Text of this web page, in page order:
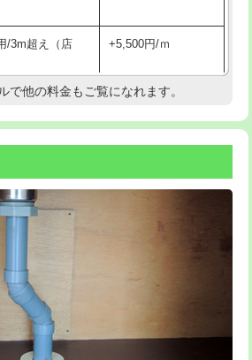
VP・HI）使
33,000円
（VP・HI）使
+8,800円
グ鋼管・銅
/3ｍまで)
ング鋼管・銅
/3ｍ超え)
・埋め戻し作
11,000円~
事/3ｍまで） 55,000円
管工事/3ｍ超
/3m超え（店
+5,500円/ｍ
現地調査
超え
33,000円
8,800円
処理・清掃・修
など（軽作業）
11,000円
で他の料金もご覧になれます。